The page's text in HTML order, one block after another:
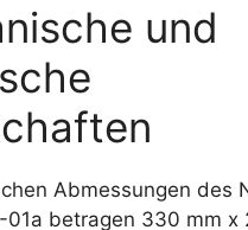
und
Abmessungen des
01a betragen 330 mm x